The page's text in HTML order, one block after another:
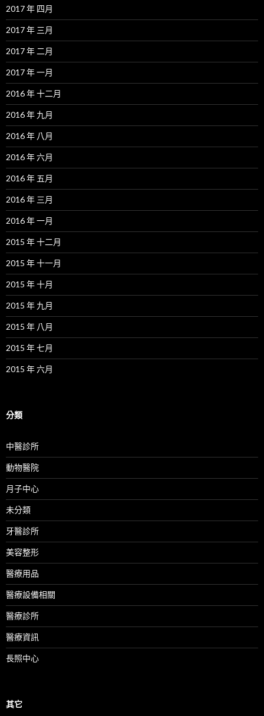
2017 年 四月
2017 年 三月
2017 年 二月
2017 年 一月
2016 年 十二月
2016 年 九月
2016 年 八月
2016 年 六月
2016 年 五月
2016 年 三月
2016 年 一月
2015 年 十二月
2015 年 十一月
2015 年 十月
2015 年 九月
2015 年 八月
2015 年 七月
2015 年 六月
分類
中醫診所
動物醫院
月子中心
未分類
牙醫診所
美容整形
醫療用品
醫療設備相關
醫療診所
醫療資訊
長照中心
其它